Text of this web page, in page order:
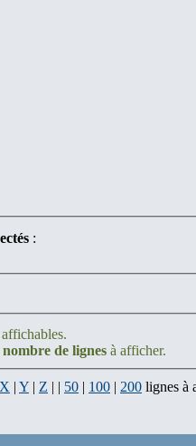
:
de lignes à afficher.
X | Y | Z | | 50 | 100 | 200 lignes à